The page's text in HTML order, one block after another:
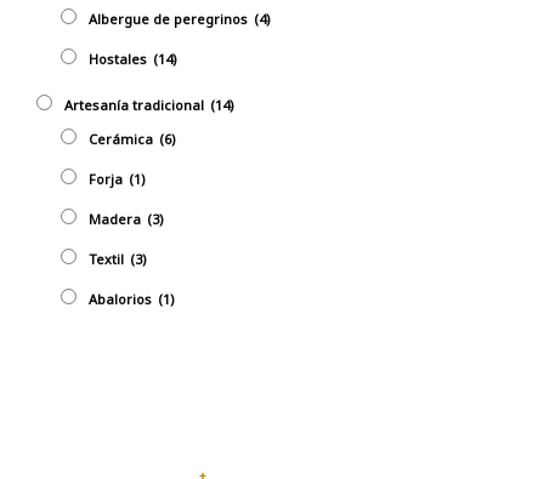
Albergue de peregrinos (4)
Hostales (14)
Artesaní­a tradicional (14)
Cerámica (6)
Forja (1)
Madera (3)
Textil (3)
Abalorios (1)